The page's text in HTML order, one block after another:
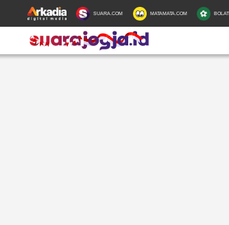
SUARA.COM MATAMATA.COM